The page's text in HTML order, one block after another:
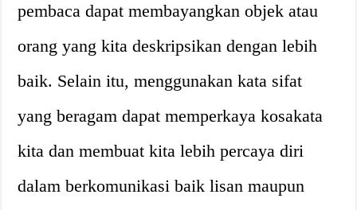
pembaca dapat membayangkan objek atau
orang yang kita deskripsikan dengan lebih
baik. Selain itu, menggunakan kata sifat
yang beragam dapat memperkaya kosakata
kita dan membuat kita lebih percaya diri
dalam berkomunikasi baik lisan maupun